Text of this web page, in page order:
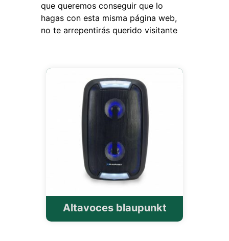
que queremos conseguir que lo
hagas con esta misma página web,
no te arrepentirás querido visitante
Altavoces blaupunkt